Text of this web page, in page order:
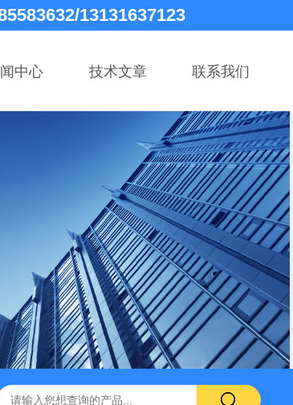
13131637123
中心 技术文章 联系我们
鑫鹏骏 岩棉天花板 防火抗下陷 吸音吊顶 玻纤